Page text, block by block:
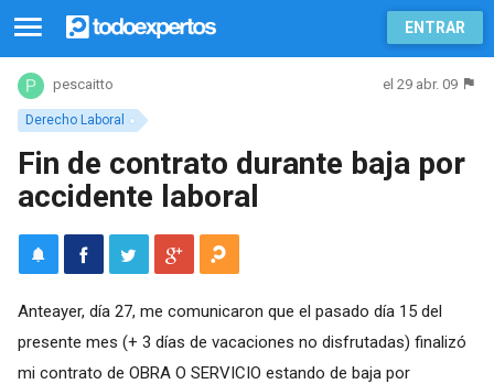
ENTRAR
Derecho Laboral
pescaitto el 29 abr. 09
Fin de contrato durante baja por
accidente laboral
Anteayer, día 27, me comunicaron que el pasado día 15 del
presente mes (+ 3 días de vacaciones no disfrutadas) finalizó
mi contrato de OBRA O SERVICIO estando de baja por